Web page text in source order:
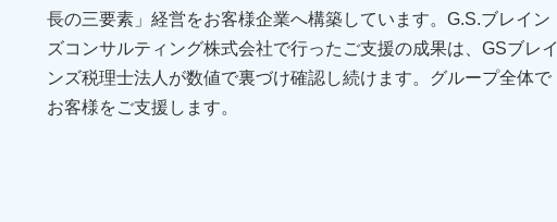
長の三要素」経営をお客様企業へ構築しています。G.S.ブレイン
ズコンサルティング株式会社で行ったご支援の成果は、GSブレイ
ンズ税理士法人が数値で裏づけ確認し続けます。グループ全体で
お客様をご支援します。